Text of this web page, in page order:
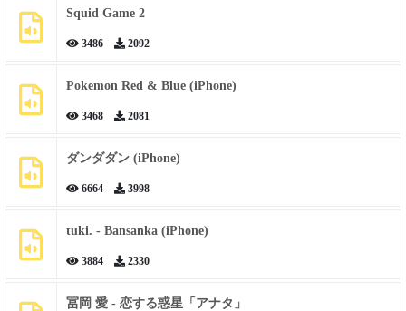
Squid Game 2
3486 2092
Pokemon Red & Blue (iPhone)
3468 2081
ダンダダン (iPhone)
6664 3998
tuki. - Bansanka (iPhone)
3884 2330
冨岡 愛 - 恋する惑星「アナタ」